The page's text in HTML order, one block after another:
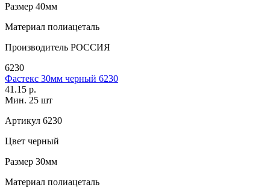
Размер 40мм
Материал полиацеталь
Производитель РОССИЯ
6230
Фастекс 30мм черный 6230
41.15 р.
Мин. 25 шт
Артикул 6230
Цвет черный
Размер 30мм
Материал полиацеталь